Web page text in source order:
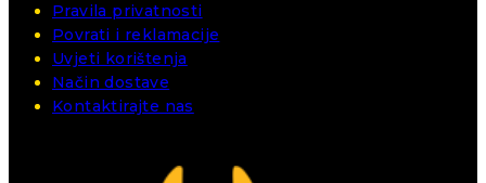
Pravila privatnosti
Povrati i reklamacije
Uvjeti korištenja
Način dostave
Kontaktirajte nas